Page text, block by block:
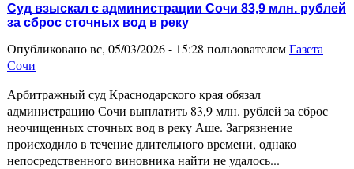
Суд взыскал с администрации Сочи 83,9 млн. рублей
за сброс сточных вод в реку
Опубликовано вс, 05/03/2026 - 15:28 пользователемГазета
Сочи
Арбитражный суд Краснодарского края обязал
администрацию Сочи выплатить 83,9 млн. рублей за сброс
неочищенных сточных вод в реку Аше. Загрязнение
происходило в течение длительного времени, однако
непосредственного виновника найти не удалось...